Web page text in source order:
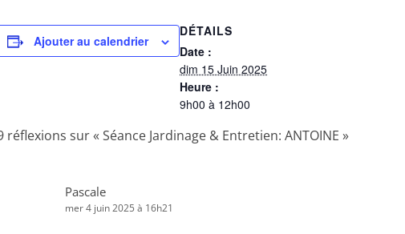
Ajouter au calendrier
DÉTAILS
Date :
dim 15 Juin 2025
Heure :
9h00 à 12h00
réflexions sur « Séance Jardinage & Entretien: ANTOINE »
Pascale
mer 4 juin 2025 à 16h21